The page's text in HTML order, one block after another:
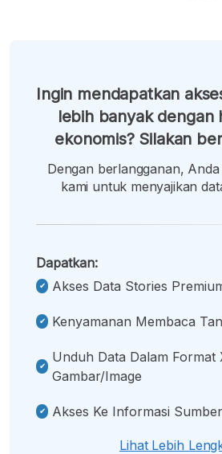
Ingin mendapatkan
lebih banyak dengan
ekonomis? Silakan
Dengan berlangganan,
kami untuk menyajikan
Dapatkan:
Akses Data Stories
Kenyamanan Membaca
Unduh Data Dalam Format
Gambar/image
Akses Ke Informasi
Lihat Lebih